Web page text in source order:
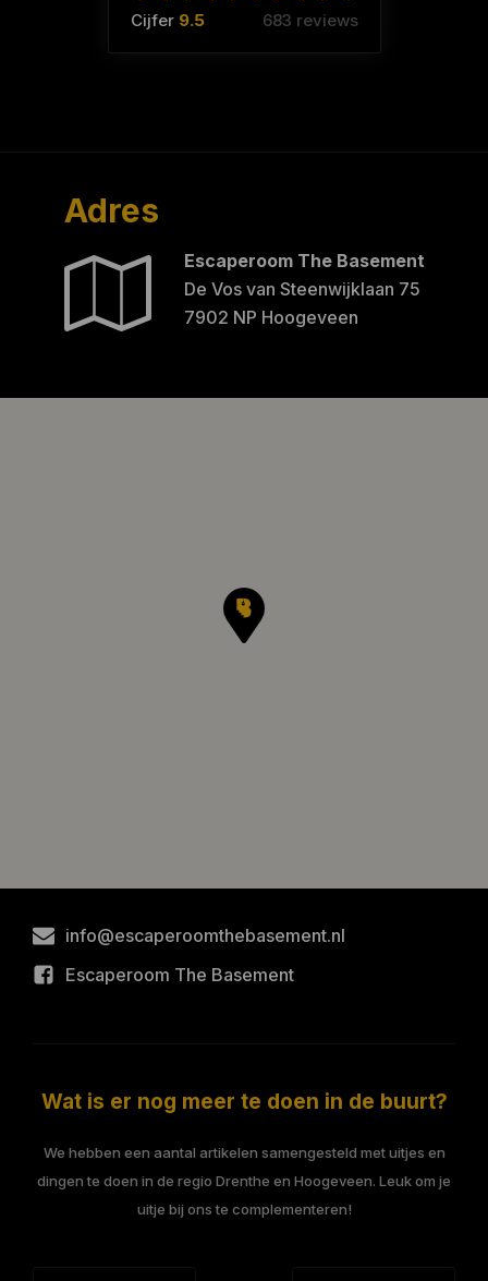
Cijfer 9.5 683 reviews
Adres
Escaperoom The Basement
De Vos van Steenwijklaan 75
7902 NP Hoogeveen
info@escaperoomthebasement.nl
Escaperoom The Basement
Wat is er nog meer te doen in de buurt?
We hebben een aantal artikelen samengesteld met uitjes en
dingen te doen in de regio Drenthe en Hoogeveen. Leuk om je
uitje bij ons te complementeren!